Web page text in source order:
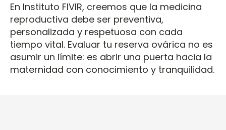
En Instituto FIVIR, creemos que la medicina
reproductiva debe ser preventiva,
personalizada y respetuosa con cada
tiempo vital. Evaluar tu reserva ovárica no es
asumir un límite: es abrir una puerta hacia la
maternidad con conocimiento y tranquilidad.